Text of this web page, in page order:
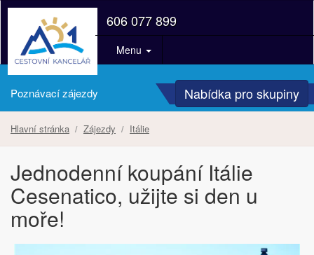
606 077 899
Menu
Poznávací zájezdy Nabídka pro skupiny
Hlavní stránka Zájezdy Itálie
Jednodenní koupání Itálie
Cesenatico, užijte si den u
moře!